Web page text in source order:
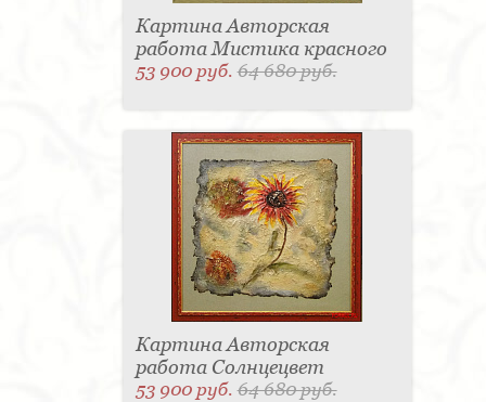
Картина Авторская
работа Мистика красного
53 900 руб.64 680 руб.
Картина Авторская
работа Солнцецвет
53 900 руб.64 680 руб.